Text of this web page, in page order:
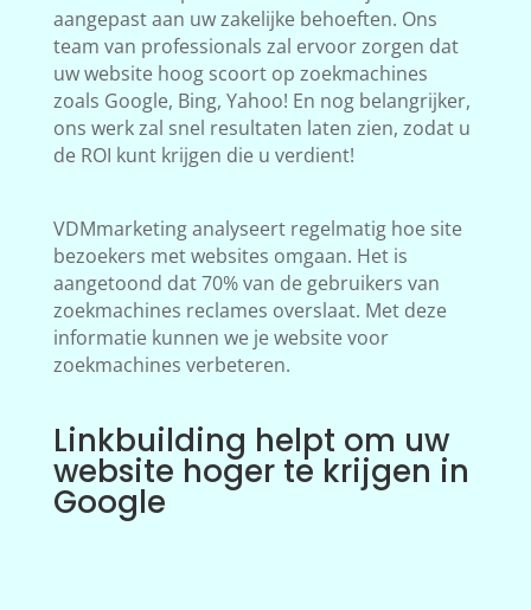
aangepast aan uw zakelijke behoeften. Ons
team van professionals zal ervoor zorgen dat
uw website hoog scoort op zoekmachines
zoals Google, Bing, Yahoo! En nog belangrijker,
ons werk zal snel resultaten laten zien, zodat u
de ROI kunt krijgen die u verdient!
VDMmarketing analyseert regelmatig hoe site
bezoekers met websites omgaan. Het is
aangetoond dat 70% van de gebruikers van
zoekmachines reclames overslaat. Met deze
informatie kunnen we je website voor
zoekmachines verbeteren.
Linkbuilding helpt om uw
website hoger te krijgen in
Google